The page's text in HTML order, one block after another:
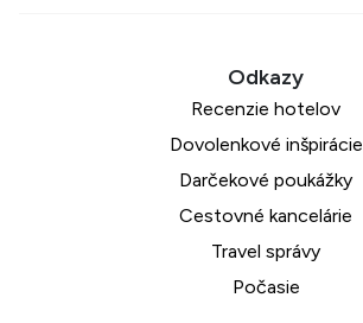
Recenzie hotelov
Dovolenkové inšpirácie
Darčekové poukážky
Cestovné kancelárie
Travel správy
Počasie